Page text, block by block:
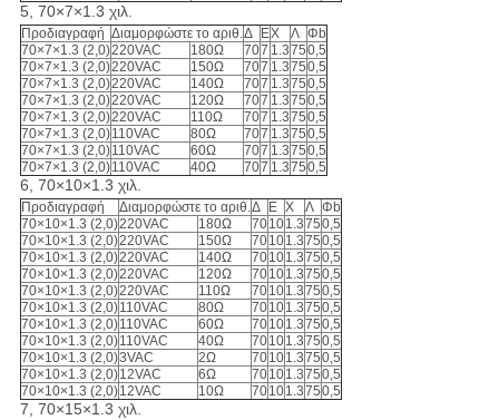
5, 70×7×1.3 χιλ.
Προδιαγραφή Διαμορφώστε το αριθ.Δ ΕΧ Λ Φb
70×7×1.3 (2,0)220VAC 180Ω 707 1.3750,5
70×7×1.3 (2,0)220VAC 150Ω 707 1.3750,5
70×7×1.3 (2,0)220VAC 140Ω 707 1.3750,5
70×7×1.3 (2,0)220VAC 120Ω 707 1.3750,5
70×7×1.3 (2,0)220VAC 110Ω 707 1.3750,5
70×7×1.3 (2,0)110VAC 80Ω 707 1.3750,5
70×7×1.3 (2,0)110VAC 60Ω 707 1.3750,5
70×7×1.3 (2,0)110VAC 40Ω 707 1.3750,5
6, 70×10×1.3 χιλ.
Προδιαγραφή Διαμορφώστε το αριθ.Δ Ε Χ Λ Φb
70×10×1.3 (2,0)220VAC 180Ω 70101.3750,5
70×10×1.3 (2,0)220VAC 150Ω 70101.3750,5
70×10×1.3 (2,0)220VAC 140Ω 70101.3750,5
70×10×1.3 (2,0)220VAC 120Ω 70101.3750,5
70×10×1.3 (2,0)220VAC 110Ω 70101.3750,5
70×10×1.3 (2,0)110VAC 80Ω 70101.3750,5
70×10×1.3 (2,0)110VAC 60Ω 70101.3750,5
70×10×1.3 (2,0)110VAC 40Ω 70101.3750,5
70×10×1.3 (2,0)3VAC 2Ω 70101.3750,5
70×10×1.3 (2,0)12VAC 6Ω 70101.3750,5
70×10×1.3 (2,0)12VAC 10Ω 70101.3750,5
7, 70×15×1.3 χιλ.